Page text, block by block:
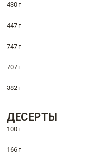
430 г
447 г
747 г
707 г
382 г
ДЕСЕРТЫ
100 г
166 г